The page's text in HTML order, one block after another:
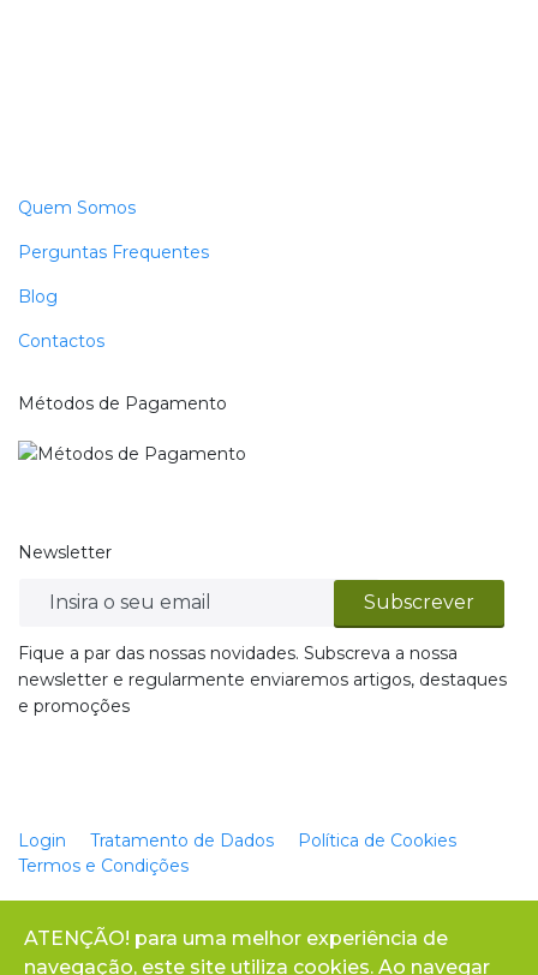
Quem Somos
Perguntas Frequentes
Blog
Contactos
Métodos de Pagamento
Newsletter
Fique a par das nossas novidades. Subscreva a nossa
newsletter e regularmente enviaremos artigos, destaques
e promoções
Login Tratamento de Dados
Política de Cookies
Termos e Condições
* Os números de telefone disponibilizados no website REGIFLOR, têm o custo de
chamadas telefónicas para redes fixas e/ou redes móveis nacionais
ATENÇÃO! para uma melhor experiência de
navegação, este site utiliza cookies. Ao navegar